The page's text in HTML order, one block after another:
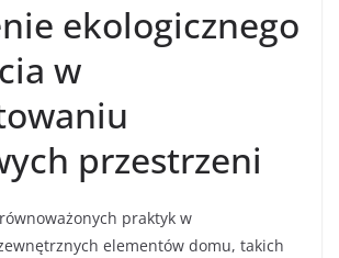
ekologicznego
w
przestrzeni
praktyk w
elementów domu, takich